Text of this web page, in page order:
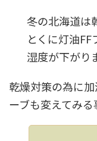
冬の北海道は
とくに灯油
湿度が下がり
乾燥対策の為に
ーブも変えてみる